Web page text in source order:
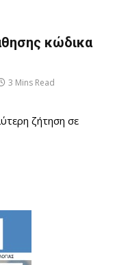
κώδικα
3 Mins Read
ζήτηση σε